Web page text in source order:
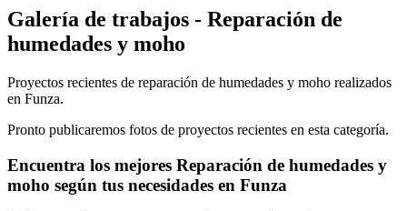
Galería de trabajos - Reparación de
humedades y moho
Proyectos recientes de reparación de humedades y moho realizados
en Funza.
Pronto publicaremos fotos de proyectos recientes en esta categoría.
Encuentra los mejores Reparación de humedades y
moho según tus necesidades en Funza